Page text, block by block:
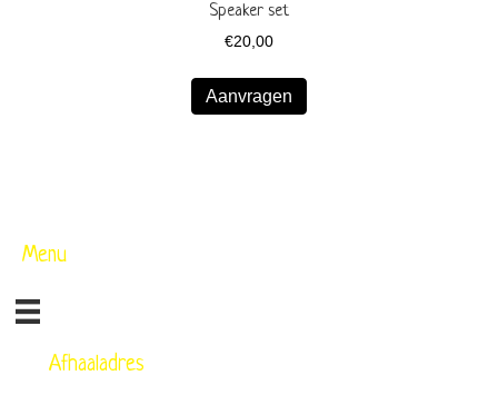
Speaker set
€20,00
Aanvragen
Menu
Afhaaladres